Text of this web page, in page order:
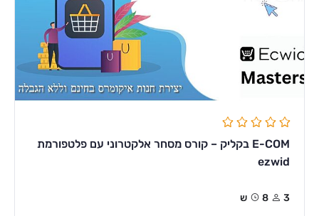
E-COM בקליק – קורס מסחר אלקטרוני עם פלטפורמת
ezwid
3 8ש